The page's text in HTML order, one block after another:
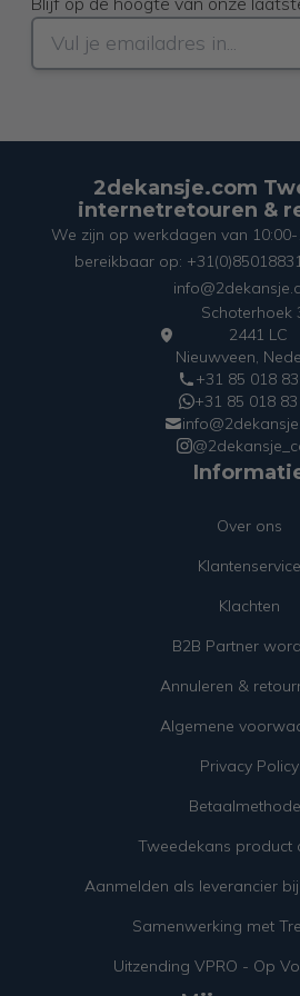
2dekansje.com
internetretouren &
We zijn op werkdagen van
bereikbaar op:
Schoterhoek
2441 LC
Nieuwveen,
+31 85 018
+31 85 018
Over ons
Klantenservice
Klachten
B2B Partner
Annuleren &
Algemene
Privacy Policy
Tweedekans product
Aanmelden als leverancier
Samenwerking met
Uitzending VPRO - Op